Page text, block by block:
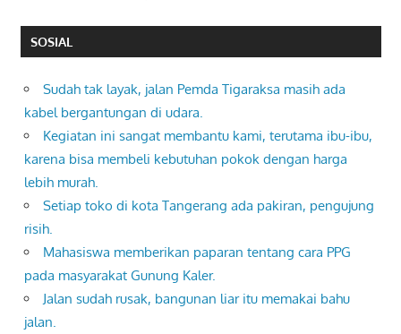
SOSIAL
Sudah tak layak, jalan Pemda Tigaraksa masih ada
kabel bergantungan di udara.
Kegiatan ini sangat membantu kami, terutama ibu-ibu,
karena bisa membeli kebutuhan pokok dengan harga
lebih murah.
Setiap toko di kota Tangerang ada pakiran, pengujung
risih.
Mahasiswa memberikan paparan tentang cara PPG
pada masyarakat Gunung Kaler.
Jalan sudah rusak, bangunan liar itu memakai bahu
jalan.